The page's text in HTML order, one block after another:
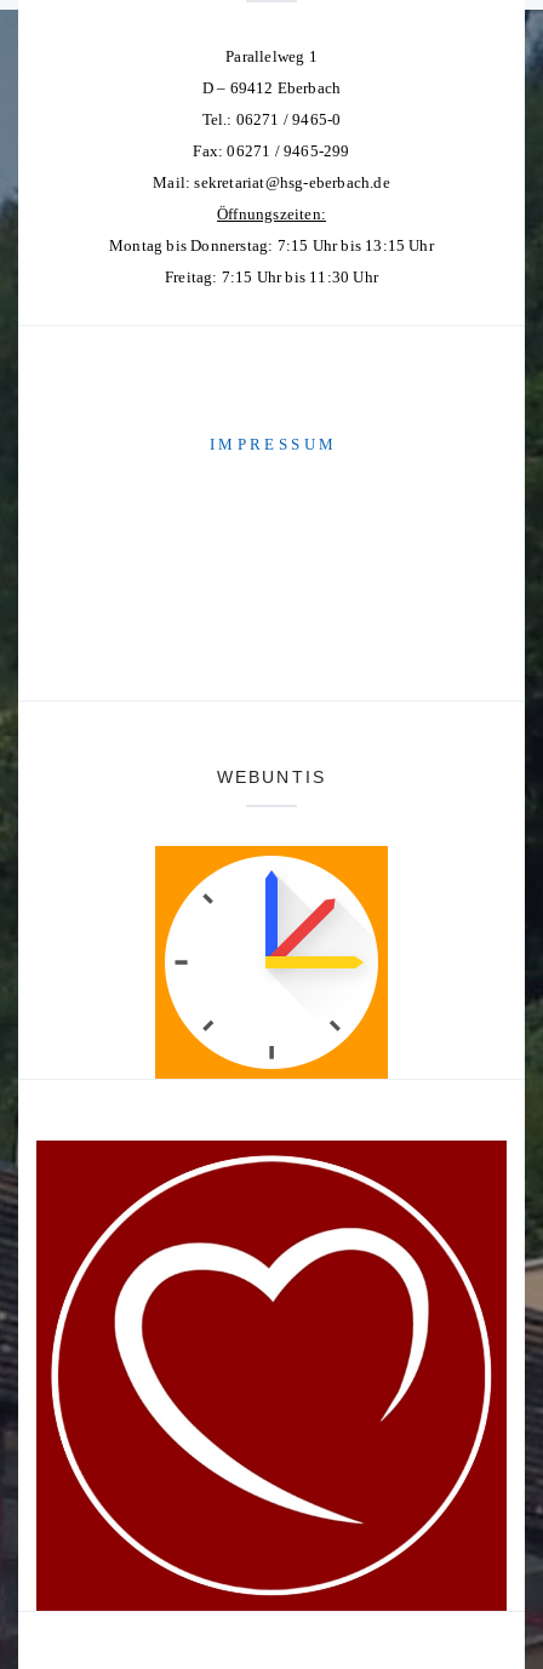
Parallelweg 1
D – 69412 Eberbach
Tel.: 06271 / 9465-0
Fax: 06271 / 9465-299
Mail:sekretariat@hsg-eberbach.de
Öffnungszeiten:
Montag bis Donnerstag: 7:15 Uhr bis 13:15 Uhr
Freitag: 7:15 Uhr bis 11:30 Uhr
I M P R E S S U M
WEBUNTIS